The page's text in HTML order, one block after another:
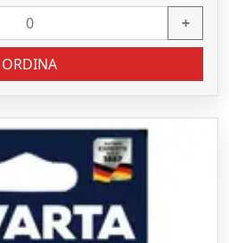
+
ORDINA